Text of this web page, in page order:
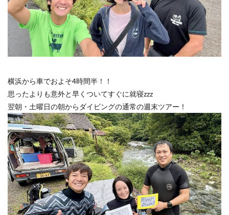
横浜から車でおよそ4時間半！！
思ったよりも意外と早くついてすぐに就寝zzz
翌朝・土曜日の朝からダイビングの通常の週末ツアー！